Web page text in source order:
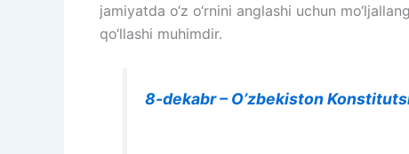
jamiyatda o‘z o‘rnini anglashi uchun
qo‘llashi muhimdir.
8-dekabr – O’zbekiston